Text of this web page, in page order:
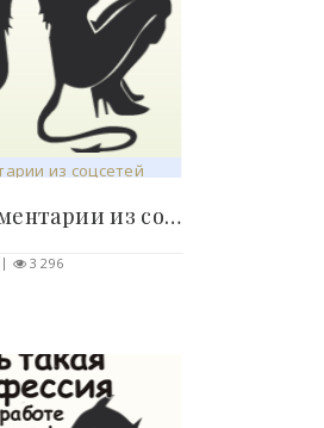
Прикольные комментарии из соцсетей..
3 296